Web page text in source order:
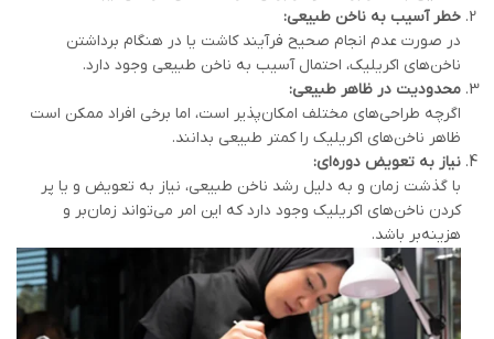
خطر آسیب به ناخن طبیعی:
در صورت عدم انجام صحیح فرآیند کاشت یا در هنگام برداشتن
ناخن‌های اکریلیک، احتمال آسیب به ناخن طبیعی وجود دارد.
محدودیت در ظاهر طبیعی:
اگرچه طراحی‌های مختلف امکان‌پذیر است، اما برخی افراد ممکن است
ظاهر ناخن‌های اکریلیک را کمتر طبیعی بدانند.
نیاز به تعویض دوره‌ای:
با گذشت زمان و به دلیل رشد ناخن طبیعی، نیاز به تعویض و یا پر
کردن ناخن‌های اکریلیک وجود دارد که این امر می‌تواند زمان‌بر و
هزینه‌بر باشد.